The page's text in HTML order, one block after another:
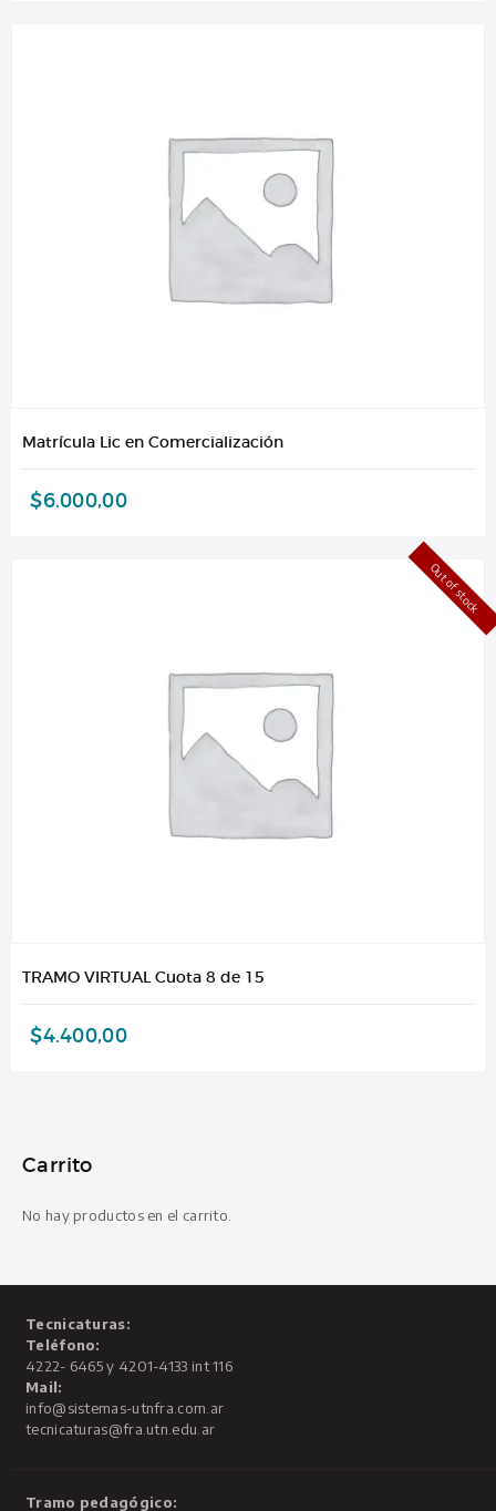
Matrícula Lic en Comercialización
$6.000,00
Out of stock
TRAMO VIRTUAL Cuota 8 de 15
$4.400,00
Carrito
No hay productos en el carrito.
Tecnicaturas:
Teléfono:
4222- 6465 y 4201-4133 int 116
Mail:
info@sistemas-utnfra.com.ar
tecnicaturas@fra.utn.edu.ar
Tramo pedagógico: